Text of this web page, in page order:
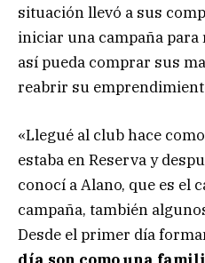
situación llevó a sus
iniciar una campaña
así pueda comprar sus
reabrir su
«Llegué al club hace
estaba en Reserva y
conocí a Alano, que es el
campaña, también
Desde el primer día